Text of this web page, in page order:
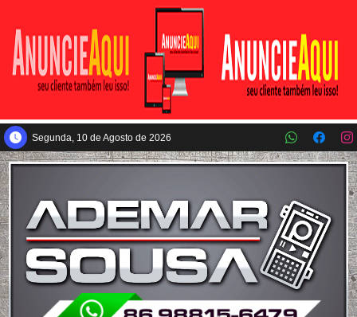
Pular para o conteúdo principal
Segunda, 10 de Agosto de 2026